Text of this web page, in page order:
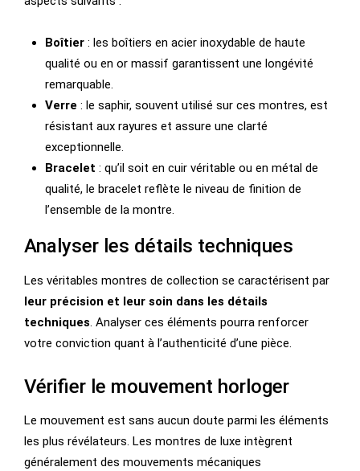
Boîtier : les boîtiers en acier inoxydable de haute
qualité ou en or massif garantissent une longévité
remarquable.
Verre : le saphir, souvent utilisé sur ces montres, est
résistant aux rayures et assure une clarté
exceptionnelle.
Bracelet : qu’il soit en cuir véritable ou en métal de
qualité, le bracelet reflète le niveau de finition de
l’ensemble de la montre.
Analyser les détails techniques
Les véritables montres de collection se caractérisent par
leur précision et leur soin dans les détails
techniques. Analyser ces éléments pourra renforcer
votre conviction quant à l’authenticité d’une pièce.
Vérifier le mouvement horloger
Le mouvement est sans aucun doute parmi les éléments
les plus révélateurs. Les montres de luxe intègrent
généralement des mouvements mécaniques